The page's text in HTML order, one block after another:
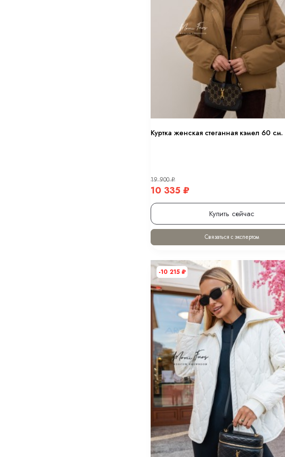
Куртка женская стеганная кэмел 60 см.
19 900₽
10 335 ₽
Купить сейчас
Связаться с экспертом
-10 215 ₽